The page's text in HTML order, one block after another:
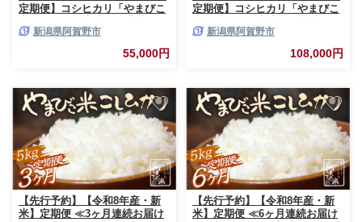
定期便】コシヒカリ「やまびこ
賞受賞 特別栽培米 白米 精米 農
家直送 新潟県 米 こめ コメ 新
米 新米予約 令和8年度産 10月
新潟県阿賀野市
55,000円
定期便】コシヒカリ「やまびこ
賞受賞 特別栽培米 白米 精米 農
家直送 新潟県 米 こめ コメ 新
米 新米予約 令和8年度産 10月
新潟県阿賀野市
108,000円
【先行予約】【令和8年産・新
米】定期便 ≪3ヶ月連続お届け
【先行予約】【令和8年産・新
米】定期便 ≪6ヶ月連続お届け